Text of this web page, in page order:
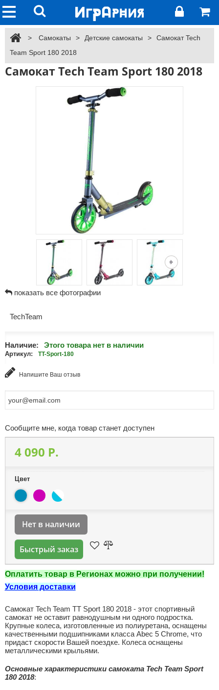
> Самокаты > Детские самокаты >
Самокат Tech
Team Sport 180 2018
Самокат Tech Team Sport 180 2018
показать все фотографии
TechTeam
Наличие: Этого товара нет в наличии
Артикул: TT-Sport-180
Напишите Ваш отзыв
Сообщите мне, когда товар станет доступен
4 090 P.
Цвет
Нет в наличии
Быстрый заказ
Оплатить товар в Регионах можно при получении!
Условия доставки
Самокат Tech Team TT Sport 180 2018 - этот спортивный
самокат не оставит равнодушным ни одного подростка.
Крупные колеса, изготовленные из полиуретана, оснащены
качественными подшипниками класса Abec 5 Chrome, что
придаст скорости Вашей поездке. Колеса оснащены
металлическими крыльями.
Основные характеристики самоката Tech Team Sport
180 2018: